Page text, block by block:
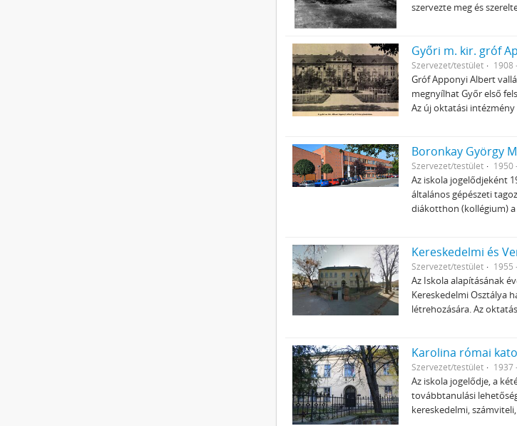
szervezte meg és
Győri m. kir. gróf
Szervezet/testület 1908
Gróf Apponyi Albert
megnyílhat Győr első
Az új oktatási
Boronkay György
Szervezet/testület 1950
Az iskola jogelődjeként
általános gépészeti
diákotthon (kollégium) a
Kereskedelmi és
Szervezet/testület 1955
Az Iskola alapításának
Kereskedelmi Osztálya
létrehozására. Az
Karolina római
Szervezet/testület 1937
Az iskola jogelődje, a
továbbtanulási
kereskedelmi,